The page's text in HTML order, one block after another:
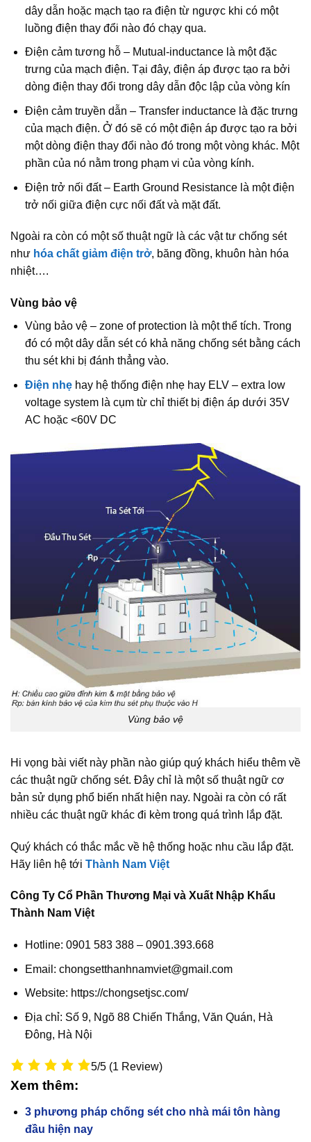
dây dẫn hoặc mạch tạo ra điện từ ngược khi có một
luồng điện thay đổi nào đó chạy qua.
Điện cảm tương hỗ – Mutual-inductance là một đặc
trưng của mạch điện. Tại đây, điện áp được tạo ra bởi
dòng điện thay đổi trong dây dẫn độc lập của vòng kín
Điện cảm truyền dẫn – Transfer inductance là đặc trưng
của mạch điện. Ở đó sẽ có một điện áp được tạo ra bởi
một dòng điện thay đổi nào đó trong một vòng khác. Một
phần của nó nằm trong phạm vi của vòng kính.
Điện trở nối đất – Earth Ground Resistance là một điện
trở nối giữa điện cực nối đất và mặt đất.
Ngoài ra còn có một số thuật ngữ là các vật tư chống sét
như hóa chất giảm điện trở, băng đồng, khuôn hàn hóa
nhiệt….
Vùng bảo vệ
Vùng bảo vệ – zone of protection là một thể tích. Trong
đó có một dây dẫn sét có khả năng chống sét bằng cách
thu sét khi bị đánh thẳng vào.
Điện nhẹhay hệ thống điện nhẹ hay ELV – extra low
voltage system là cụm từ chỉ thiết bị điện áp dưới 35V
AC hoặc <60V DC
Vùng bảo vệ
Hi vọng bài viết này phần nào giúp quý khách hiểu thêm về
các thuật ngữ chống sét. Đây chỉ là một số thuật ngữ cơ
bản sử dụng phổ biến nhất hiện nay. Ngoài ra còn có rất
nhiều các thuật ngữ khác đi kèm trong quá trình lắp đặt.
Quý khách có thắc mắc về hệ thống hoặc nhu cầu lắp đặt.
Hãy liên hệ tới Thành Nam Việt
Công Ty Cổ Phần Thương Mại và Xuất Nhập Khẩu
Thành Nam Việt
Hotline: 0901 583 388 – 0901.393.668
Email: chongsetthanhnamviet@gmail.com
Website: https://chongsetjsc.com/
Địa chỉ: Số 9, Ngõ 88 Chiến Thắng, Văn Quán, Hà
Đông, Hà Nội
5/5 (1 Review)
Xem thêm:
3 phương pháp chống sét cho nhà mái tôn hàng
đầu hiện nay